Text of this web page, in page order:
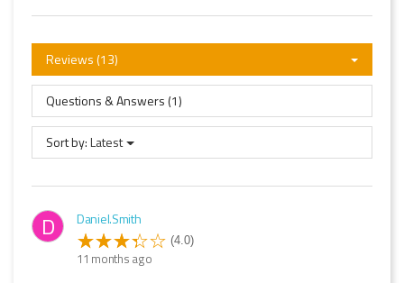
Reviews (13)
Questions & Answers (1)
Sort by:Latest
D Daniel.Smith
(4.0)
11 months ago